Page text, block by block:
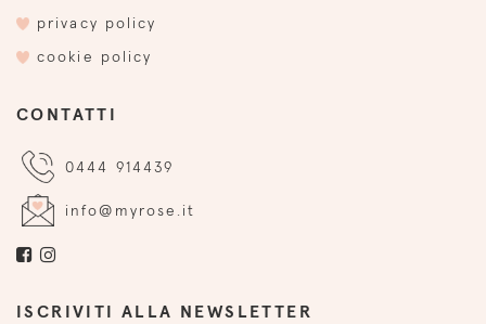
privacy policy
cookie policy
CONTATTI
0444 914439
info@myrose.it
ISCRIVITI ALLA NEWSLETTER